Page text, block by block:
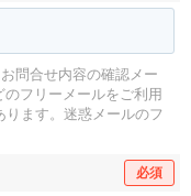
問合せ内容の確認メー
フリーメールをご利用
ます。 迷惑メールのフ
必須